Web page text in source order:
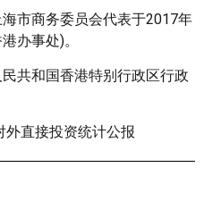
市商务委员会代表于2017年
办事处)。
共和国香港特别行政区行政
外直接投资统计公报